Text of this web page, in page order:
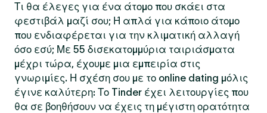
Τι θα έλεγες για ένα άτομο που σκάει στα
φεστιβάλ μαζί σου; Ή απλά για κάποιο άτομο
που ενδιαφέρεται για την κλιματική αλλαγή
όσο εσύ; Με 55 δισεκατομμύρια ταιριάσματα
μέχρι τώρα, έχουμε μια εμπειρία στις
γνωριμίες. Η σχέση σου με το online dating μόλις
έγινε καλύτερη: Το Tinder έχει λειτουργίες που
θα σε βοηθήσουν να έχεις τη μέγιστη ορατότητα